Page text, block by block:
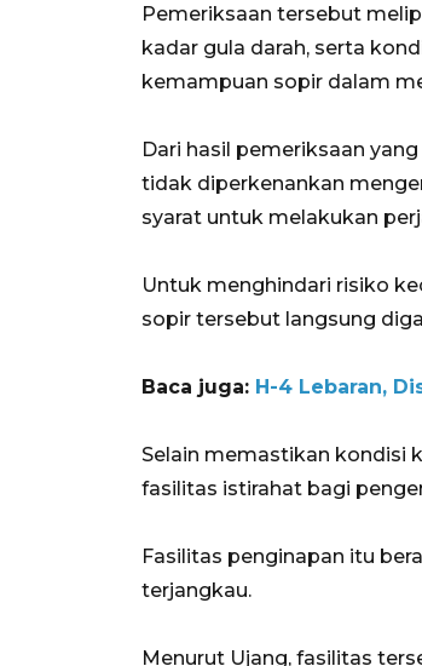
Pemeriksaan tersebut
kadar gula darah, serta
kemampuan sopir dalam
Dari hasil pemeriksaan
tidak diperkenankan
syarat untuk melakukan
Untuk menghindari risiko
sopir tersebut langsung
Baca juga: H-4 Lebaran,
Selain memastikan kondisi
fasilitas istirahat bagi
Fasilitas penginapan itu
terjangkau.
Menurut Ujang, fasilitas